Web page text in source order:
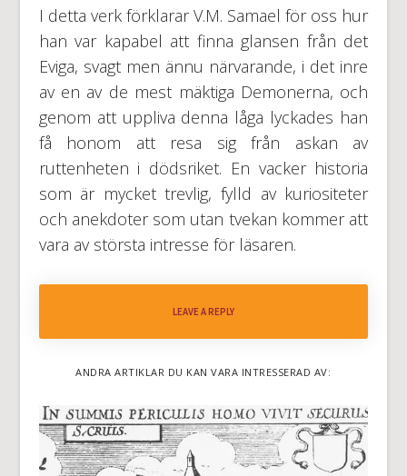
I detta verk förklarar V.M. Samael för oss hur
han var kapabel att finna glansen från det
Eviga, svagt men ännu närvarande, i det inre
av en av de mest mäktiga Demonerna, och
genom att uppliva denna låga lyckades han
få honom att resa sig från askan av
ruttenheten i dödsriket. En vacker historia
som är mycket trevlig, fylld av kuriositeter
och anekdoter som utan tvekan kommer att
vara av största intresse för läsaren.
LEAVE A REPLY
ANDRA ARTIKLAR DU KAN VARA INTRESSERAD AV: